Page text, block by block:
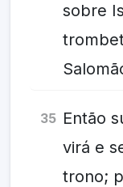
sobre
35 Então
virá e
trono;